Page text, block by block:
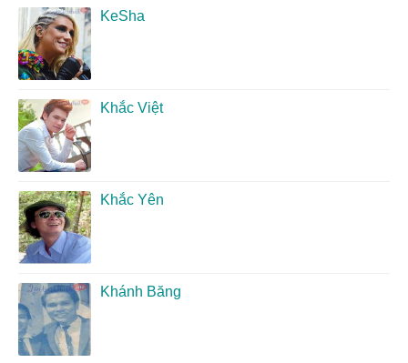
KeSha
Khắc Việt
Khắc Yên
Khánh Băng